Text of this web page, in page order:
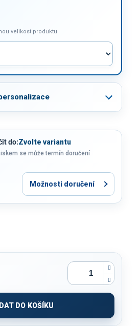
velikost produktu
do:Zvolte variantu
se může termín doručení
Možnosti doručení
DO KOŠÍKU